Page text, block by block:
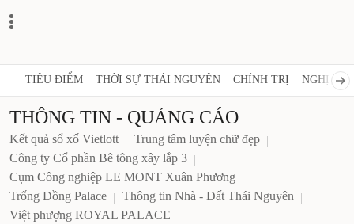
TIÊU ĐIỂM THỜI SỰ THÁI NGUYÊN CHÍNH TRỊ NGHỊ
THÔNG TIN - QUẢNG CÁO
Kết quả sổ xố Vietlott
Trung tâm luyện chữ đẹp
Công ty Cổ phần Bê tông xây lắp 3
Cụm Công nghiệp LE MONT Xuân Phương
Trống Đồng Palace
Thông tin Nhà - Đất Thái Nguyên
Việt phượng ROYAL PALACE